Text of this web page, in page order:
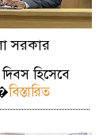
সরকার
হিসেবে
বিস্তারিত